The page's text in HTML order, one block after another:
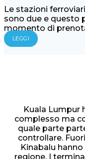
Le stazioni
sono due e questo
momento di
LEGGI
Kuala Lumpur
complesso ma
quale parte
controllare.
Kinabalu
regione. I